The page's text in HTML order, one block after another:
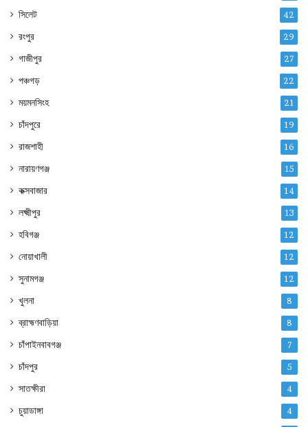
সিলেট 42
রংপুর 29
গাজীপুর 27
পঞ্চগড় 22
ময়মনসিংহ 21
চাঁদপুরে 19
রাজশাহী 16
নারায়ণগঞ্জ 15
কক্সবাজার 14
লক্ষ্মীপুর 13
হবিগঞ্জ 12
নোয়াখালী 12
সুনামগঞ্জ 12
খুলনা 8
ব্রাহ্মণবাড়িয়া 8
চাঁপাইনবাবগঞ্জ 7
চাঁদপুর 5
সাতক্ষীরা 4
চুয়াডাঙ্গা 4